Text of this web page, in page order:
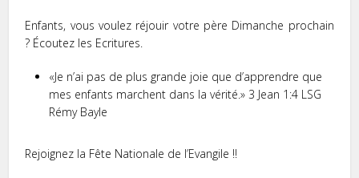
Enfants, vous voulez réjouir votre père Dimanche prochain
? Écoutez les Ecritures.
«Je n’ai pas de plus grande joie que d’apprendre que
mes enfants marchent dans la vérité.» 3 Jean 1:4 LSG
Rémy Bayle
Rejoignez la Fête Nationale de l’Evangile !!